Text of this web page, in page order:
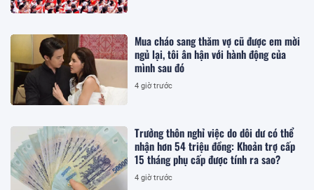
Mua cháo sang thăm vợ cũ được em mời
ngủ lại, tôi ân hận với hành động của
mình sau đó
4 giờ trước
Trưởng thôn nghỉ việc do dôi dư có thể
nhận hơn 54 triệu đồng: Khoản trợ cấp
15 tháng phụ cấp được tính ra sao?
4 giờ trước